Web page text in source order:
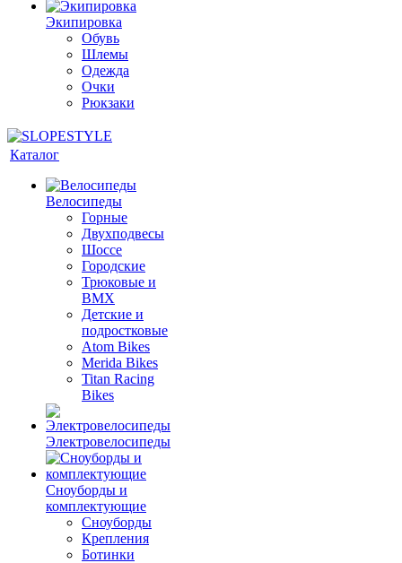
Экипировка
Обувь
Шлемы
Одежда
Очки
Рюкзаки
Каталог
Велосипеды
Горные
Двухподвесы
Шоссе
Городские
Трюковые и
BMX
Детские и
подростковые
Atom Bikes
Merida Bikes
Titan Racing
Bikes
Электровелосипеды
Cноуборды и
комплектующие
Сноуборды
Крепления
Ботинки